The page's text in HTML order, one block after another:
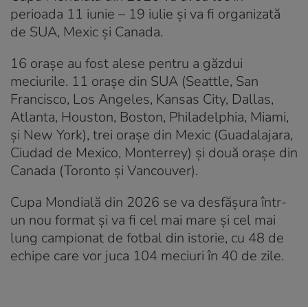
perioada 11 iunie – 19 iulie și va fi organizată
de SUA, Mexic și Canada.
16 orașe au fost alese pentru a găzdui
meciurile. 11 orașe din SUA (Seattle, San
Francisco, Los Angeles, Kansas City, Dallas,
Atlanta, Houston, Boston, Philadelphia, Miami,
și New York), trei orașe din Mexic (Guadalajara,
Ciudad de Mexico, Monterrey) și două orașe din
Canada (Toronto și Vancouver).
Cupa Mondială din 2026 se va desfășura într-
un nou format și va fi cel mai mare și cel mai
lung campionat de fotbal din istorie, cu 48 de
echipe care vor juca 104 meciuri în 40 de zile.